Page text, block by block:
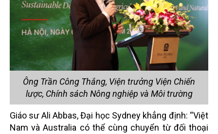
Ông Trần Công Thắng, Viện trưởng Viện Chiến
lược, Chính sách Nông nghiệp và Môi trường
Giáo sư Ali Abbas, Đại học Sydney khẳng định: “Việt
Nam và Australia có thể cùng chuyển từ đối thoại